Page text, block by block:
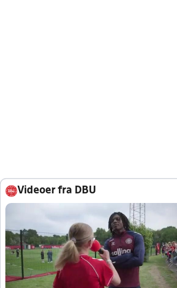
Videoer fra DBU